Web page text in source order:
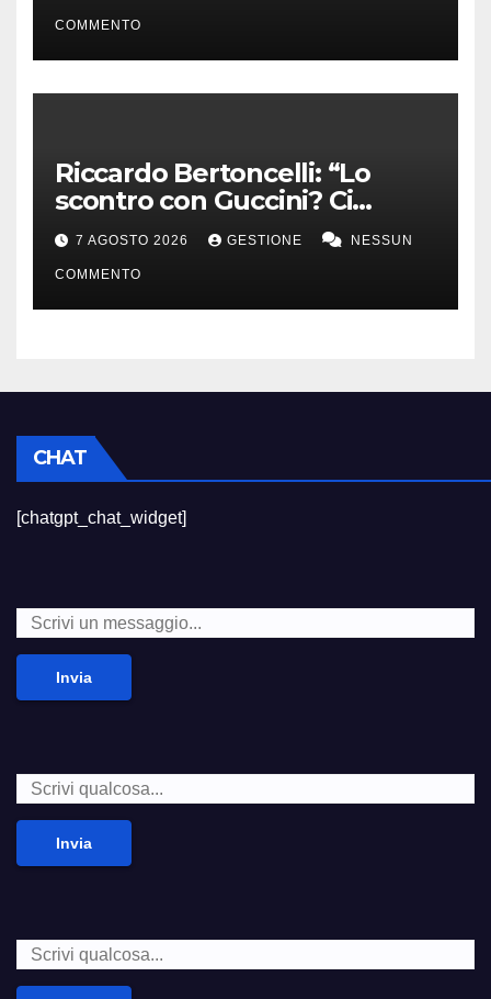
COMMENTO
Riccardo Bertoncelli: “Lo
scontro con Guccini? Ci
volevamo bene”
7 AGOSTO 2026 GESTIONE NESSUN
COMMENTO
CHAT
[chatgpt_chat_widget]
Invia
Invia